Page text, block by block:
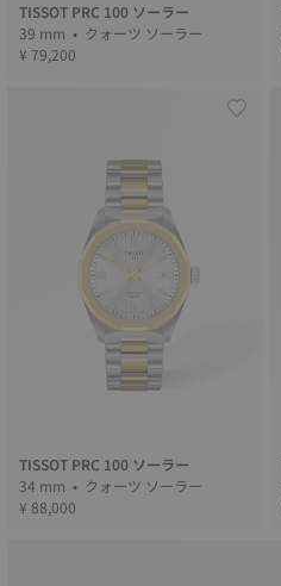
TISSOT PRC 100 ソーラー
39 mm • クォーツ ソーラー
¥ 79,200
TISSOT PRC 100 ソーラー
34 mm • クォーツ ソーラー
¥ 88,000